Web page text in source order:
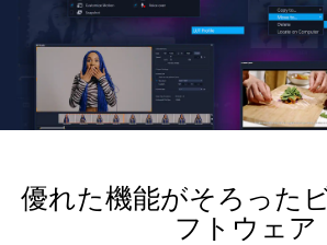
優れた機能がそろった
フトウェア